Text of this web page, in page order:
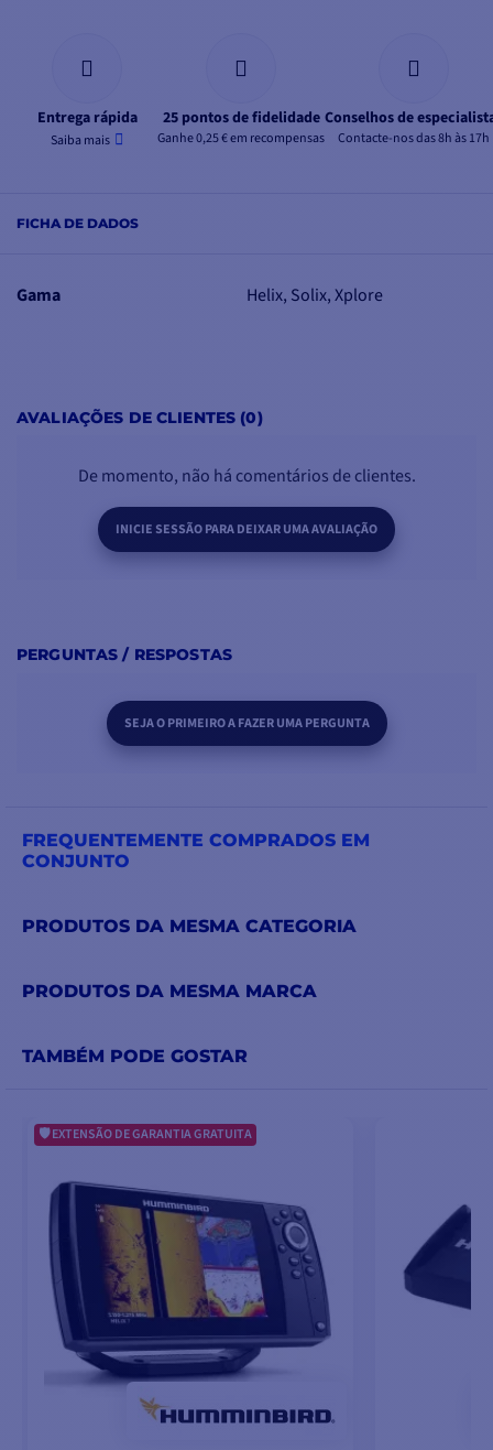
Entrega rápida
Saiba mais
25 pontos de fidelidade
Ganhe 0,25 € em recompensas
Conselhos de
Contacte-nos das 8h às 17h
FICHA DE DADOS
Gama Helix, Solix, Xplore
AVALIAÇÕES DE CLIENTES (0)
De momento, não há comentários de clientes.
INICIE SESSÃO PARA DEIXAR UMA AVALIAÇÃO
PERGUNTAS / RESPOSTAS
SEJA O PRIMEIRO A FAZER UMA PERGUNTA
FREQUENTEMENTE COMPRADOS EM
CONJUNTO
PRODUTOS DA MESMA CATEGORIA
PRODUTOS DA MESMA MARCA
TAMBÉM PODE GOSTAR
EXTENSÃO DE GARANTIA GRATUITA